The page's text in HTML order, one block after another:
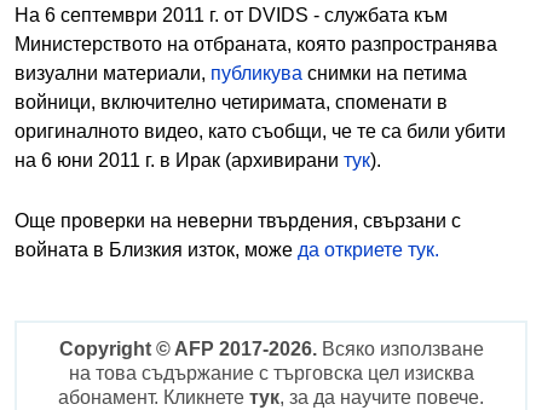
На 6 септември 2011 г. от DVIDS - службата към
Министерството на отбраната, която разпространява
визуални материали, публикува снимки на петима
войници, включително четиримата, споменати в
оригиналното видео, като съобщи, че те са били убити
на 6 юни 2011 г. в Ирак (архивирани тук).
Oще проверки на неверни твърдения, свързани с
войната в Близкия изток, може да откриете тук.
Copyright © AFP 2017-2026.Всяко използване
на това съдържание с търговска цел изисква
абонамент. Кликнете тук, за да научите повече.